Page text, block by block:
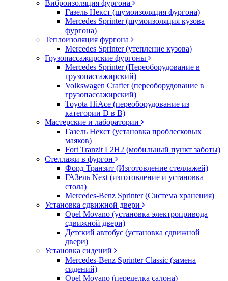
Виброизоляция фургона
Газель Некст (шумоизоляция фургона)
Mercedes Sprinter (шумоизоляция кузова
фургона)
Теплоизоляция фургона
Mercedes Sprinter (утепление кузова)
Грузопассажирские фургоны
Mercedes Sprinter (Переоборудование в
грузопассажирский)
Volkswagen Crafter (переоборудование в
грузопассажирский)
Toyota HiAce (переоборудование из
категории D в B)
Мастерские и лаборатории
Газель Некст (установка проблесковых
маяков)
Fort Tranzit L2H2 (мобильный пункт заботы)
Стеллажи в фургон
Форд Транзит (Изготовление стеллажей)
ГАЗель Next (изготовление и установка
стола)
Mercedes-Benz Sprinter (Система хранения)
Установка сдвижной двери
Opel Movano (установка электропривода
сдвижной двери)
Детский автобус (установка сдвижной
двери)
Установка сидений
Mercedes-Benz Sprinter Classic (замена
сидений)
Opel Movano (переделка салона)